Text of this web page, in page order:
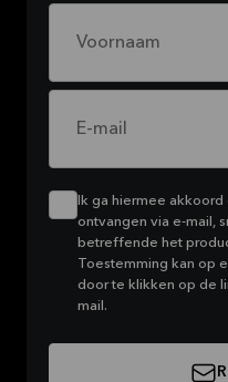
Voornaam
E-mail
Ik ga hiermee
ontvangen via e-mail,
betreffende het
Toestemming kan op
door te klikken op de
mail.